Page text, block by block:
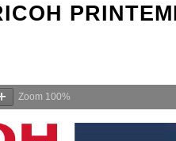
Zoom 100%